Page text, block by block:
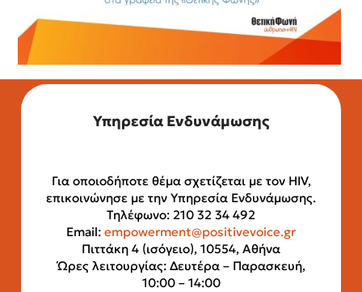
Υπηρεσία Ενδυνάμωσης
Για οποιοδήποτε θέμα σχετίζεται με τον HIV,
επικοινώνησε με την Υπηρεσία Ενδυνάμωσης.
Τηλέφωνο: 210 32 34 492
Email: empowerment@positivevoice.gr
Πιττάκη 4 (ισόγειο), 10554, Αθήνα
Ώρες λειτουργίας: Δευτέρα – Παρασκευή,
10:00 – 14:00